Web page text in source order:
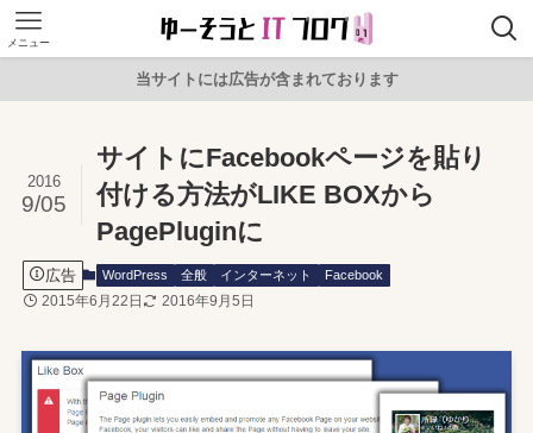
メニュー
当サイトには広告が含まれております
サイトにFacebookページを貼り
付ける方法がLIKE BOXから
PagePluginに
2016
9/05
広告 WordPress 全般 インターネット Facebook
2015年6月22日 2016年9月5日